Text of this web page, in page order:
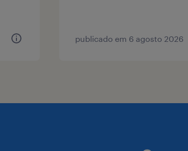
publicado em 6 agosto 2026